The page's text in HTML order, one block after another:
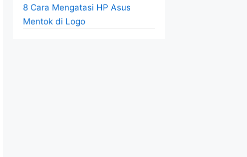
8 Cara Mengatasi HP Asus
Mentok di Logo